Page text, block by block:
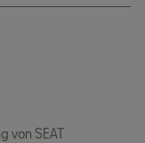
von SEAT